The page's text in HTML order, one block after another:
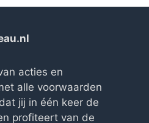
acties en
alle voorwaarden
jij in één keer de
profiteert van de